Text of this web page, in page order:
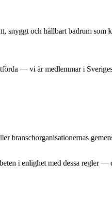
och hållbart badrum som
— vi är medlemmar i
branschorganisationernas
i enlighet med dessa regler —